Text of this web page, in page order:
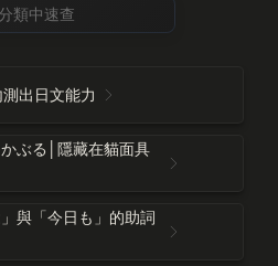
出日文能力
ぶる│隱藏在貓面具
與「今日も」的助詞